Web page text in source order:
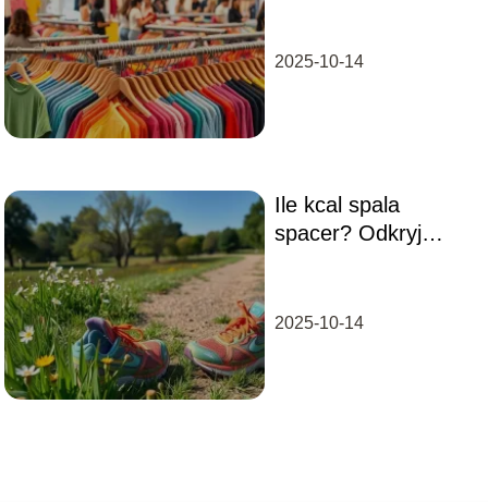
2025-10-14
Ile kcal spala
spacer? Odkryj
2025-10-14